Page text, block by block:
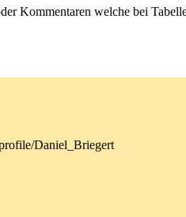
Kommentaren welche bei
Daniel_Briegert